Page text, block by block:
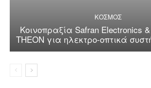
ΚΟΣΜΟΣ
Κοινοπραξία Safran Electronics
THEON για ηλεκτρο-οπτικά